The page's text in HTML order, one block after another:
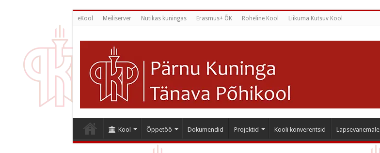
eKool Meiliserver Nutikas kuningas Erasmus+ ÕK Roheline Kool Liikuma Kutsuv Kool
Kool Õppetöö Dokumendid Projektid Kooli konverentsid Lapsevanemale